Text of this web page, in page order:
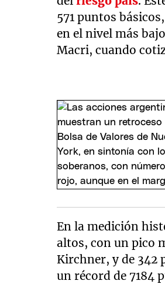
571 puntos
en el nivel más
Macri, cuando
En la medición
altos, con un pico
Kirchner, y de 342
un récord de 7184